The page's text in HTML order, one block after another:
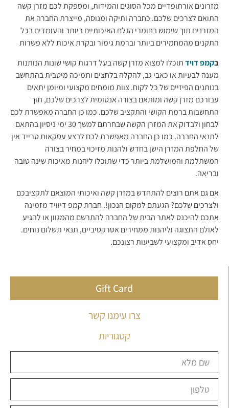
מזרונים אורתופדיים מכל הסוגים והמידות, ומספקת לכם מזרן קשה
התואם לצרכים שלכם. כחברה ותיקה ומנוסה, מייצרת החברה את
המזרנים תוך שימוש בחומרי הגלם האיכותיים ביותר והעומדים בכל
התקנים מהמחמירים ביותר וברמת גימור ובקרת איכות ללא פשרות
בקמפ דוידתוכלו למצוא מזרן קשה בעל דרגות קושי שונות הנותנות
מענה לבעיות או כאבי גב, להקלה בלחצים ותמיכה מיטבית בהתחשב
בנותנים הפיזיים של כל לקוח. צוות מומחים מקצועי ומיומן יתאים
עבורכם מזרן קשה ומותאם בצורה אנטומית לצרכים שלכם, תוך
התחשבות ברמת הקושי והתקציב שלכם. כמו כן החברה מאפשרת לכם
לבחון ולבדוק את המזרן הקשה שבחרתם למשך 30 ימי ניסיון בהתאם
לתנאי החברה. כמו כן החברה מאפשרת לכם לבצע עסקאות טרייד אין
של החלפת המזרן הישן בחדש ולהנות מזיכוי במחיר בצורה
המשתלמת והמושלמת ביותר כדי שתוכלו ליהנות מאיכות שינה טובה
ובריאה.
אם גם אתם רוצים להתחדש במזרן קשה ואיכותי המוצאם לתקציבכם
ולצרכים שלכם? הגעתם למקום הנכון!. חברת קמפ דיוויד מזמינה
אתכם להיכנס לאתר הבית של החברה להתרשם מהמגוון או להגיע
לאולם התצוגה וליהנות ממחירים אטרקטיביים, תנאי תשלום נוחים.
יחס אדיב ומקצועי לשביעות רצונכם.
Gift Card
צרו עימנו קשר
קטגוריות